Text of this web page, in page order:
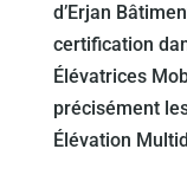
d’Erjan
certification
Élévatrices
précisément
Élévation